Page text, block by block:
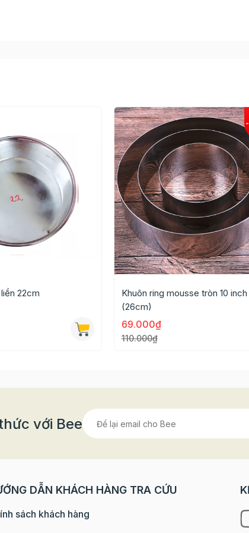
22cm
Khuôn ring mousse tròn 10 inch
(26cm)
69.000₫
110.000₫
với Bee
DẪN KHÁCH HÀNG TRA CỨU
sách khách hàng